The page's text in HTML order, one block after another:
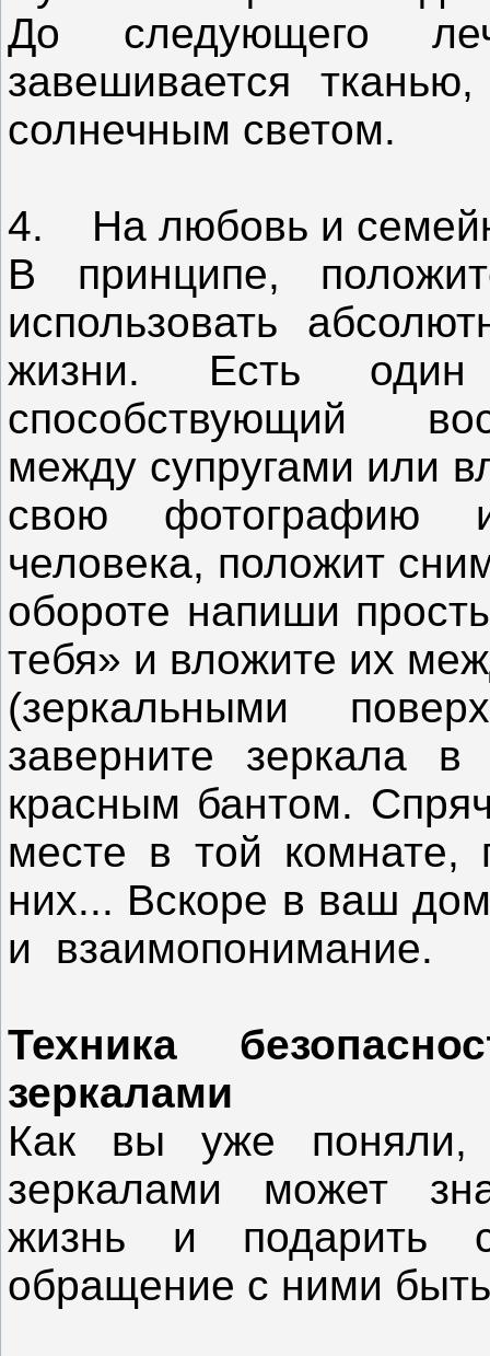
До следующего
зaвешивается
солнечным светом.
4. На любовь и
В принципе,
использовать
жизни. Есть один
способствующий
между супругами или
свою фотографию
человека, положит
обороте напиши
тебя» и вложите их
(зеркальными
заверните зеркала
красным бантом.
месте в той комнате,
них... Вскоре в ваш
и взаимопонимание.
Техника
зеркалами
Как вы уже поняли,
зеркалами может
жизнь и подарить
обращение с ними